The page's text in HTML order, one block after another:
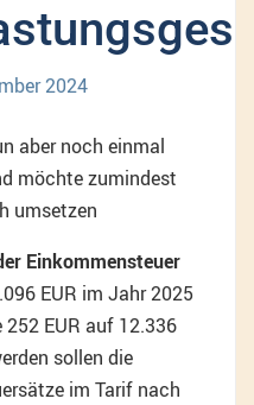
2024
aber noch einmal
möchte zumindest
umsetzen
Einkommensteuer
EUR im Jahr 2025
EUR auf 12.336
sollen die
im Tarif nach